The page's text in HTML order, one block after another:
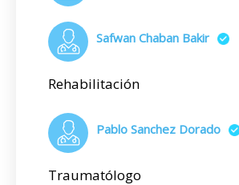
Safwan Chaban Bakir
Rehabilitación
Pablo Sanchez Dorado
Traumatólogo